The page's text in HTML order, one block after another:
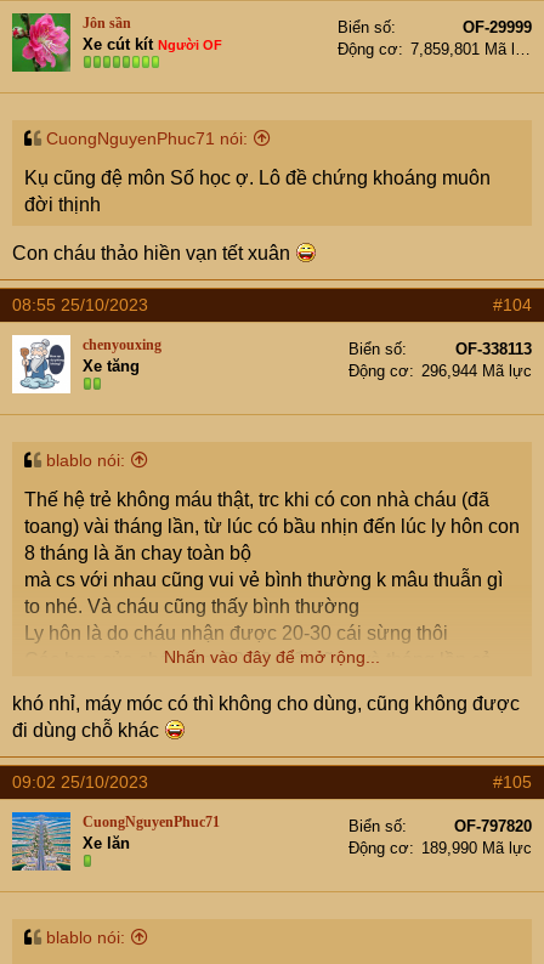
t
i
o
n
s
Jôn sần
Xe cút kít Người OF
Biển số
OF-29999
Động cơ
CuongNguyenPhuc71 nói:
Kụ cũng đệ môn Số học ợ. Lô đề chứng khoáng muôn
đời thịnh
Con cháu thảo hiền vạn tết xuân
08:55 25/10/2023 #104
chenyouxing
Xe tăng
Biển số
OF-338113
Động cơ
296,944 Mã lực
blablo nói:
Thế hệ trẻ không máu thật, trc khi có con nhà cháu (đã
toang) vài tháng lần, từ lúc có bầu nhịn đến lúc ly hôn con
8 tháng là ăn chay toàn bộ
mà cs với nhau cũng vui vẻ bình thường k mâu thuẫn gì
to nhé. Và cháu cũng thấy bình thường
Ly hôn là do cháu nhận được 20-30 cái sừng thôi
Các bạn của cháu tầm 28-29 tuổi cũng và tháng lần cả
Nhấn vào đây để mở rộng...
khó nhỉ, máy móc có thì không cho dùng, cũng không được
đi dùng chỗ khác
09:02 25/10/2023 #105
CuongNguyenPhuc71
Xe lăn
Biển số
OF-797820
Động cơ
189,990 Mã lực
blablo nói: